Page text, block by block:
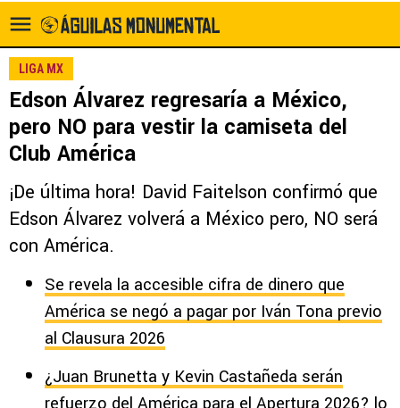
LIGA MX
Edson Álvarez regresaría a México,
pero NO para vestir la camiseta del
Club América
¡De última hora! David Faitelson confirmó que
Edson Álvarez volverá a México pero, NO será
con América.
Se revela la accesible cifra de dinero que
América se negó a pagar por Iván Tona previo
al Clausura 2026
¿Juan Brunetta y Kevin Castañeda serán